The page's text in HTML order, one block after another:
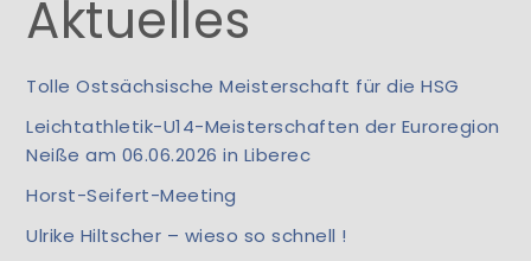
Aktuelles
Tolle Ostsächsische Meisterschaft für die HSG
Leichtathletik-U14-Meisterschaften der Euroregion
Neiße am 06.06.2026 in Liberec
Horst-Seifert-Meeting
Ulrike Hiltscher – wieso so schnell !